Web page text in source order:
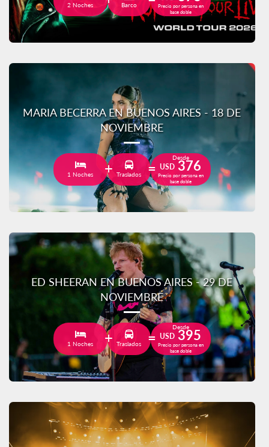
2 Noches Barco
Precio por persona en
base doble
MARIA BECERRA EN BUENOS AIRES - 18 DE
NOVIEMBRE
1 Noches Traslados
Desde
USD 376
Precio por persona en
base doble
ED SHEERAN EN BUENOS AIRES - 29 DE
NOVIEMBRE
1 Noches Traslados
Desde
USD 395
Precio por persona en
base doble